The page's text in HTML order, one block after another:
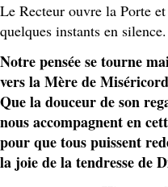
Le Recteur ouvre la Porte
quelques instants en silence.
Notre pensée se tourne
vers la Mère de
Que la douceur de son
nous accompagnent en
pour que tous puissent
la joie de la tendresse de